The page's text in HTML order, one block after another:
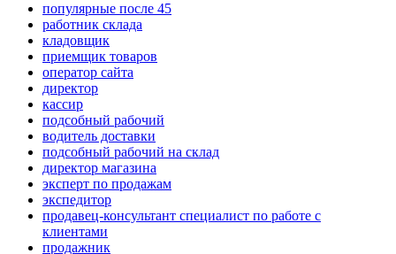
популярные после 45
работник склада
кладовщик
приемщик товаров
оператор сайта
директор
кассир
подсобный рабочий
водитель доставки
подсобный рабочий на склад
директор магазина
эксперт по продажам
экспедитор
продавец-консультант специалист по работе с
клиентами
продажник